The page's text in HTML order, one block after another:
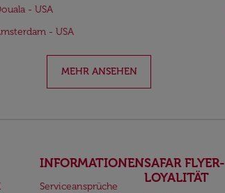
- USA
- USA
MEHR ANSEHEN
INFORMATIONEN
Serviceansprüche
SAFAR FLYER-
LOYALITÄT